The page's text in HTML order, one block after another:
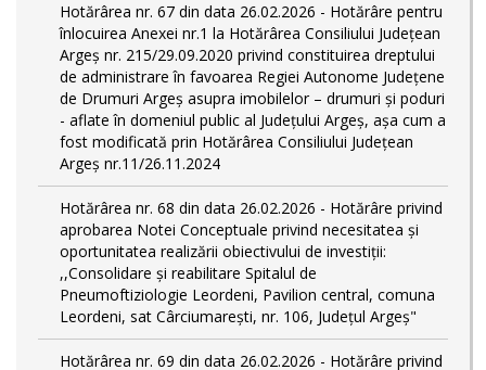
Hotărârea nr. 67 din data 26.02.2026 - Hotărâre pentru
înlocuirea Anexei nr.1 la Hotărârea Consiliului Județean
Argeș nr. 215/29.09.2020 privind constituirea dreptului
de administrare în favoarea Regiei Autonome Judeţene
de Drumuri Argeş asupra imobilelor – drumuri şi poduri
- aflate în domeniul public al Judeţului Argeş, așa cum a
fost modificată prin Hotărârea Consiliului Județean
Argeș nr.11/26.11.2024
Hotărârea nr. 68 din data 26.02.2026 - Hotărâre privind
aprobarea Notei Conceptuale privind necesitatea și
oportunitatea realizării obiectivului de investiții:
,,Consolidare și reabilitare Spitalul de
Pneumoftiziologie Leordeni, Pavilion central, comuna
Leordeni, sat Cârciumarești, nr. 106, Județul Argeș"
Hotărârea nr. 69 din data 26.02.2026 - Hotărâre privind